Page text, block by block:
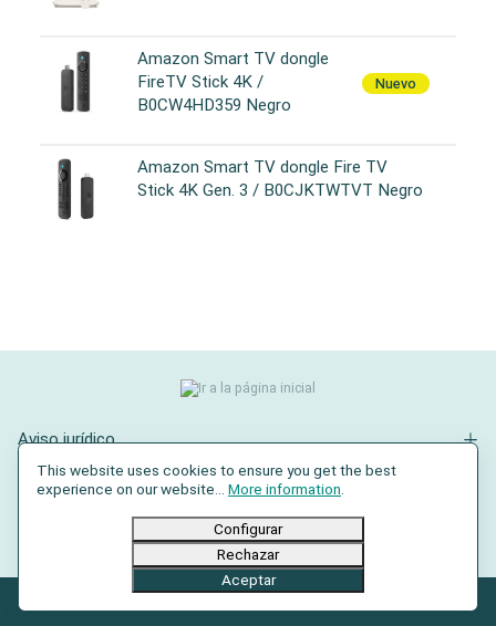
Amazon Smart TV dongle
FireTV Stick 4K /
B0CW4HD359 Negro
Nuevo
Amazon Smart TV dongle Fire TV
Stick 4K Gen. 3 / B0CJKTWTVT Negro
Aviso jurídico
Contacto
© 2026 AXRO GmbH
This website uses cookies to ensure you get the best
experience on our website... More information
Configurar
Rechazar
Aceptar